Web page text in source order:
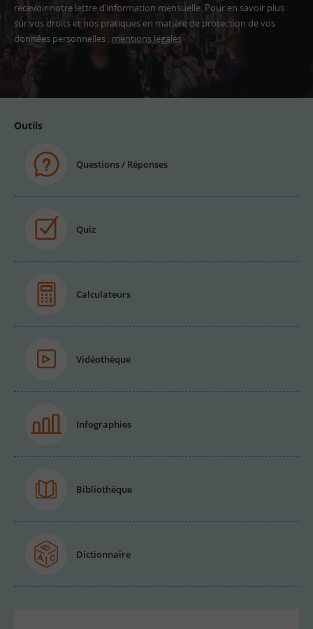
recevoir notre lettre d’information mensuelle. Pour en savoir plus
sur vos droits et nos pratiques en matière de protection de vos
données personnelles : mentions légales
Adresse
Outils
Questions / Réponses
Quiz
Calculateurs
Vidéothèque
Infographies
Bibliothèque
Dictionnaire